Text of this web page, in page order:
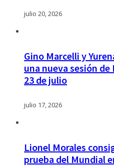
julio 20, 2026
Gino Marcelli y
una nueva sesión
23 de julio
julio 17, 2026
Lionel Morales
prueba del Mundial